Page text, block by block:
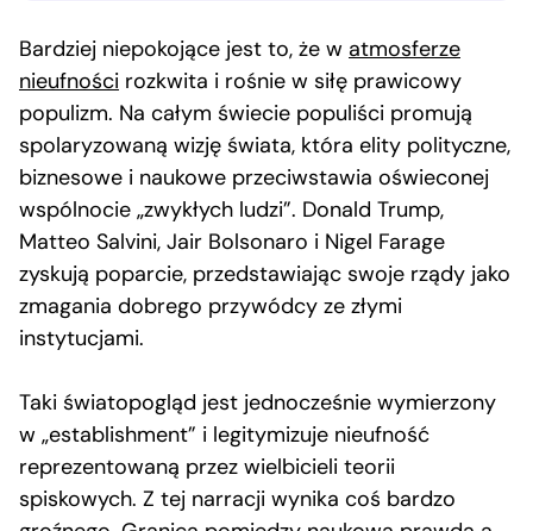
Bardziej niepokojące jest to, że w atmosferze
nieufności rozkwita i rośnie w siłę prawicowy
populizm. Na całym świecie populiści promują
spolaryzowaną wizję świata, która elity polityczne,
biznesowe i naukowe przeciwstawia oświeconej
wspólnocie „zwykłych ludzi”. Donald Trump,
Matteo Salvini, Jair Bolsonaro i Nigel Farage
zyskują poparcie, przedstawiając swoje rządy jako
zmagania dobrego przywódcy ze złymi
instytucjami.
Taki światopogląd jest jednocześnie wymierzony
w „establishment” i legitymizuje nieufność
reprezentowaną przez wielbicieli teorii
spiskowych. Z tej narracji wynika coś bardzo